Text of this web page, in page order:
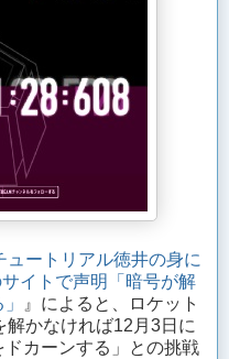
ュートリアル徳井の身に
イトで声明「暗号が解
』によると、ロケット
かなければ12月3日に
カーンする」との挑戦